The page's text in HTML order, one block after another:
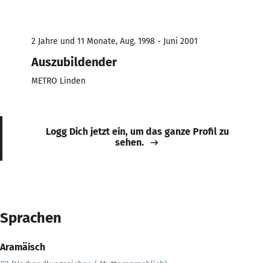
2 Jahre und 11 Monate, Aug. 1998 - Juni 2001
Auszubildender
METRO Linden
Logg Dich jetzt ein, um das ganze Profil zu
sehen.
Sprachen
Aramäisch